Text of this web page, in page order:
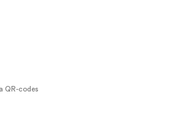
QR-codes